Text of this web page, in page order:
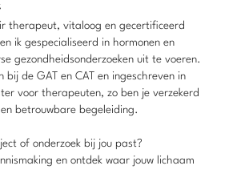
therapeut, vitaloog en gecertificeerd
ik gespecialiseerd in hormonen en
gezondheidsonderzoeken uit te voeren.
bij de GAT en CAT en ingeschreven in
voor therapeuten, zo ben je verzekerd
betrouwbare begeleiding.
of onderzoek bij jou past?
en ontdek waar jouw lichaam